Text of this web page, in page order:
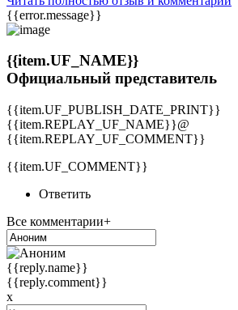
{{error.message}}
{{item.UF_NAME}}
Официальный представитель
{{item.UF_PUBLISH_DATE_PRINT}}
{{item.REPLAY_UF_NAME}}@
{{item.REPLAY_UF_COMMENT}}
{{item.UF_COMMENT}}
Ответить
Все комментарии+
{{reply.name}}
{{reply.comment}}
x